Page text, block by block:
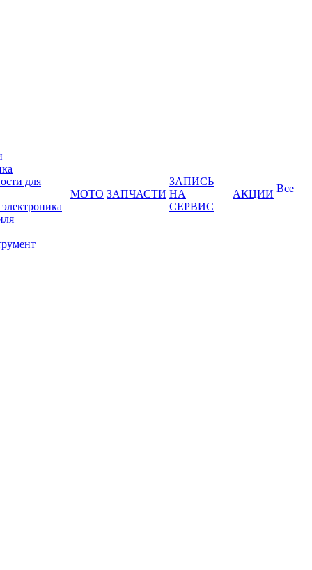
для
МОТО ЗАПЧАСТИ
ЗАПИСЬ
НА
СЕРВИС
АКЦИИ Все